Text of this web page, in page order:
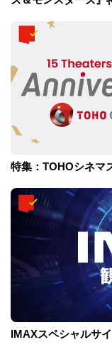
特集：TOHOシネマ
IMAXスペシャルサ